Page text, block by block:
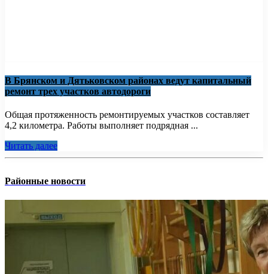
В Брянском и Дятьковском районах ведут капитальный
ремонт трех участков автодороги
Общая протяженность ремонтируемых участков составляет
4,2 километра. Работы выполняет подрядная ...
Читать далее
Районные новости